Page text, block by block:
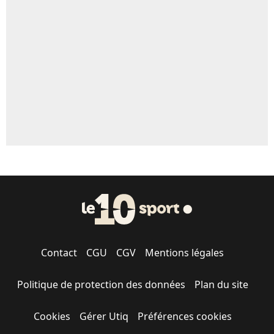
Contact CGU CGV Mentions légales
Politique de protection des données Plan du site
Cookies Gérer Utiq Préférences cookies